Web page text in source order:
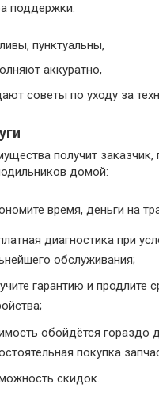
поддержки:
пунктуальны,
аккуратно,
советы по уходу за
получит заказчик,
домой:
время, деньги на
диагностика при
обслуживания;
гарантию и продлите
обойдётся гораздо
покупка
скидок.